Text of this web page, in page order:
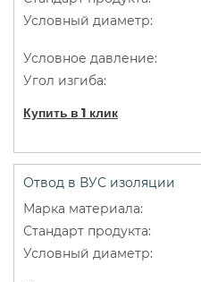
Купить в 1 клик
Отвод в ВУС изоляции